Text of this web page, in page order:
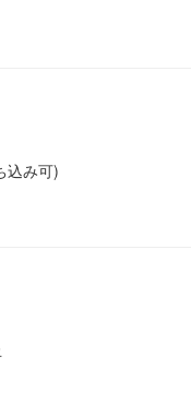
込み可)